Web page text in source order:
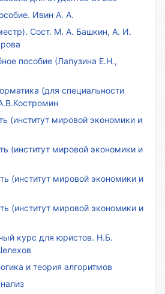
Ивин А. А.
Сост. М. А. Башкин, А. И.
пособие (Лапузина Е.Н.,
(для специальности
(институт мировой экономики и
(институт мировой экономики и
(институт мировой экономики и
(институт мировой экономики и
курс для юристов. Н.Б.
и теория алгоритмов